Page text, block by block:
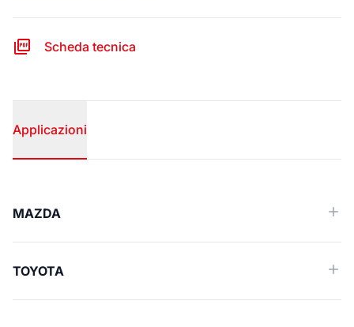
Scheda tecnica
Applicazioni
MAZDA
TOYOTA